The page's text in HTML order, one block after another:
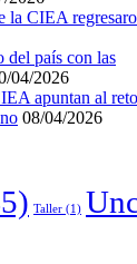
la CIEA
del país con las
04/2026
apuntan al
08/04/2026
Taller (1)